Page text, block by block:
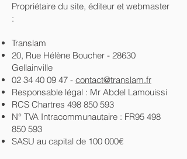
Propriétaire du site, éditeur et webmaster
:
Translam
20, Rue Hélène Boucher - 28630
Gellainville
02 34 40 09 47 - contact@translam.fr
Responsable légal : Mr Abdel Lamouissi
RCS Chartres 498 850 593
N° TVA Intracommunautaire : FR95 498
850 593
SASU au capital de 100 000€